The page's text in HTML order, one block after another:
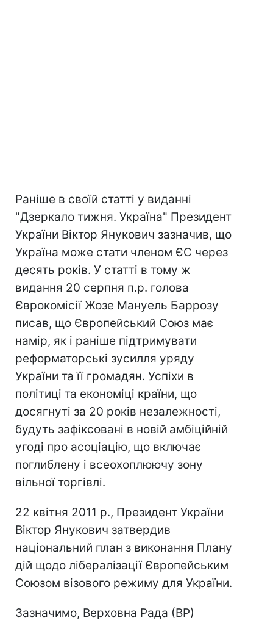
Раніше в своїй статті у виданні
"Дзеркало тижня. Україна" Президент
України Віктор Янукович зазначив, що
Україна може стати членом ЄС через
десять років. У статті в тому ж
видання 20 серпня п.р. голова
Єврокомісії Жозе Мануель Баррозу
писав, що Європейський Союз має
намір, як і раніше підтримувати
реформаторські зусилля уряду
України та її громадян. Успіхи в
політиці та економіці країни, що
досягнуті за 20 років незалежності,
будуть зафіксовані в новій амбіційній
угоді про асоціацію, що включає
поглиблену і всеохоплюючу зону
вільної торгівлі.
22 квітня 2011 р., Президент України
Віктор Янукович затвердив
національний план з виконання Плану
дій щодо лібералізації Європейським
Союзом візового режиму для України.
Зазначимо, Верховна Рада (ВР)